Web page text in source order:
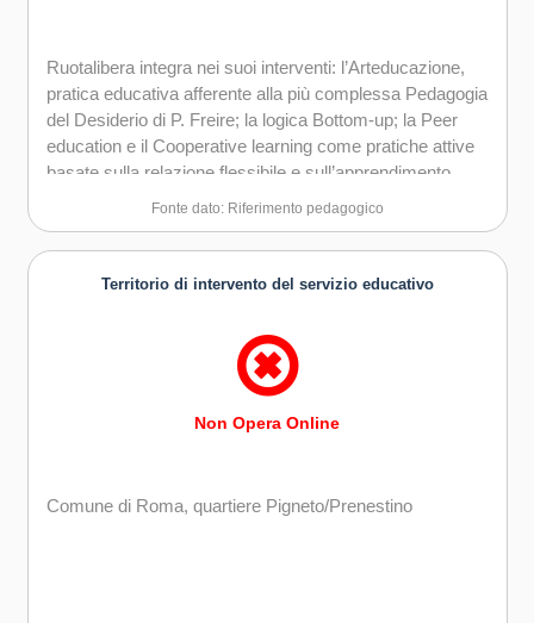
Ruotalibera integra nei suoi interventi: l’Arteducazione,
pratica educativa afferente alla più complessa Pedagogia
del Desiderio di P. Freire; la logica Bottom-up; la Peer
education e il Cooperative learning come pratiche attive
basate sulla relazione flessibile e sull’apprendimento
collaborativo; l’Outdoor Education.
Fonte dato: Riferimento pedagogico
Territorio di intervento del servizio educativo
Non Opera Online
Comune di Roma, quartiere Pigneto/Prenestino